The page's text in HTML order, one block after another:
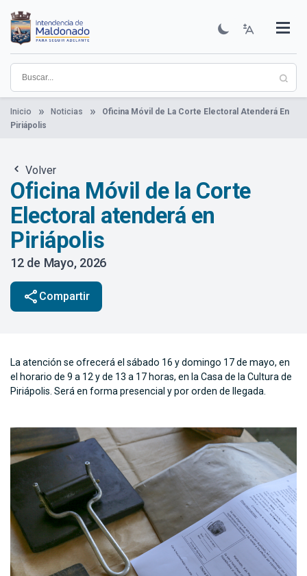
contenido
principal
Institucional
Municipios
Descubre Maldonado
Comunicación
Servicios
Guía De Trámites
Ver Noticias
Inicio Noticias
Oficina Móvil de La Corte Electoral Atenderá En
Piriápolis
Volver
Oficina Móvil de la Corte
Electoral atenderá en
Piriápolis
12 de Mayo, 2026
share Compartir
La atención se ofrecerá el sábado 16 y domingo 17 de mayo, en
el horario de 9 a 12 y de 13 a 17 horas, en la Casa de la Cultura de
Piriápolis. Será en forma presencial y por orden de llegada.